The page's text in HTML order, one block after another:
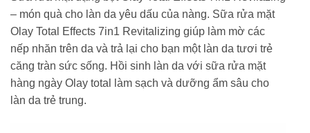
– món quà cho làn da yêu dấu của nàng. Sữa rửa mặt
Olay Total Effects 7in1 Revitalizing giúp làm mờ các
nếp nhăn trên da và trả lại cho bạn một làn da tươi trẻ
căng tràn sức sống. Hồi sinh làn da với sữa rửa mặt
hàng ngày Olay total làm sạch và dưỡng ẩm sâu cho
làn da trẻ trung.